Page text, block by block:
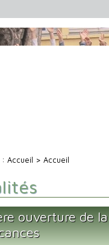
:Accueil > Accueil
ouverture de